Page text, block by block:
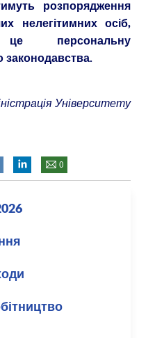
розпорядження
нелегітимних осіб,
персональну
законодавства.
Університету
0